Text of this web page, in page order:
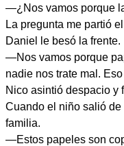
—¿Nos vamos porque
La pregunta me partió
Daniel le besó la frente.
—Nos vamos porque
nadie nos trate mal.
Nico asintió despacio y
Cuando el niño salió
familia.
—Estos papeles son